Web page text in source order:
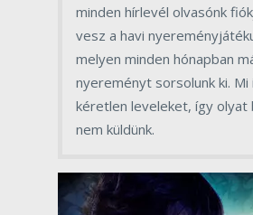
minden hírlevél olvasónk
vesz a havi
melyen minden hónapban
nyereményt sorsolunk ki. Mi
kéretlen leveleket, így olyat
nem küldünk.